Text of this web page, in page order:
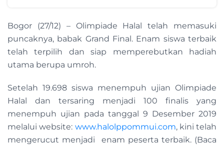
Bogor (27/12) – Olimpiade Halal telah memasuki
puncaknya, babak Grand Final. Enam siswa terbaik
telah terpilih dan siap memperebutkan hadiah
utama berupa umroh.
Setelah 19.698 siswa menempuh ujian Olimpiade
Halal dan tersaring menjadi 100 finalis yang
menempuh ujian pada tanggal 9 Desember 2019
melalui website: www.halolppommui.com, kini telah
mengerucut menjadi enam peserta terbaik. (Baca